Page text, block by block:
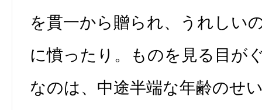
を貫一から贈られ、うれしい
に憤ったり。ものを見る目が
なのは、中途半端な年齢のせ